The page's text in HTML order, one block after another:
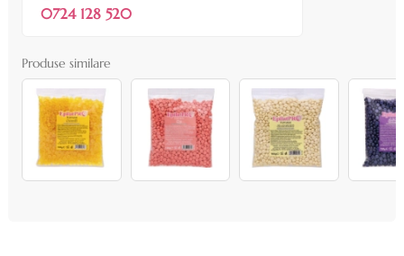
0724 128 520
Produse similare